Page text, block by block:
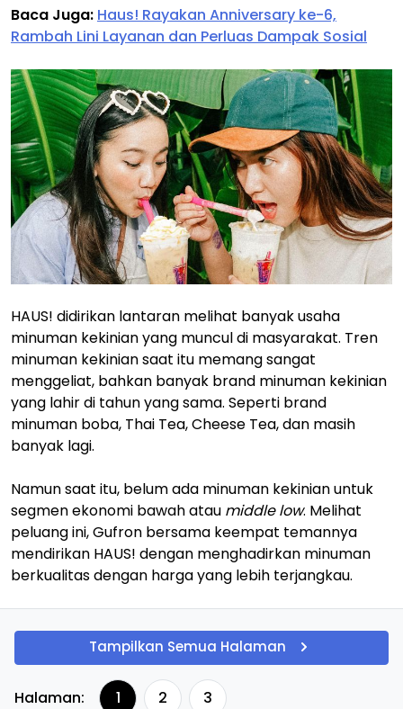
Baca Juga: Haus! Rayakan Anniversary ke-6,
Rambah Lini Layanan dan Perluas Dampak Sosial
HAUS! didirikan lantaran melihat banyak usaha
minuman kekinian yang muncul di masyarakat. Tren
minuman kekinian saat itu memang sangat
menggeliat, bahkan banyak brand minuman kekinian
yang lahir di tahun yang sama. Seperti brand
minuman boba, Thai Tea, Cheese Tea, dan masih
banyak lagi.
Namun saat itu, belum ada minuman kekinian untuk
segmen ekonomi bawah atau middle low. Melihat
peluang ini, Gufron bersama keempat temannya
mendirikan HAUS! dengan menghadirkan minuman
berkualitas dengan harga yang lebih terjangkau.
Tampilkan Semua Halaman
Halaman: 1 2 3